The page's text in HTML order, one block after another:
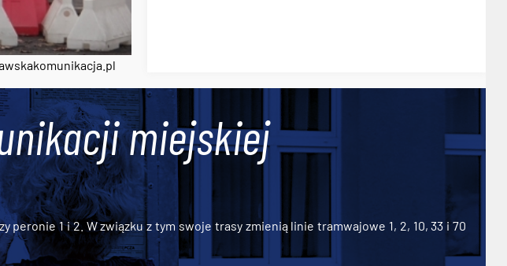
miejskiej
1 i 2. W związku z tym swoje trasy zmienią linie tramwajowe 1, 2, 10, 33 i 70